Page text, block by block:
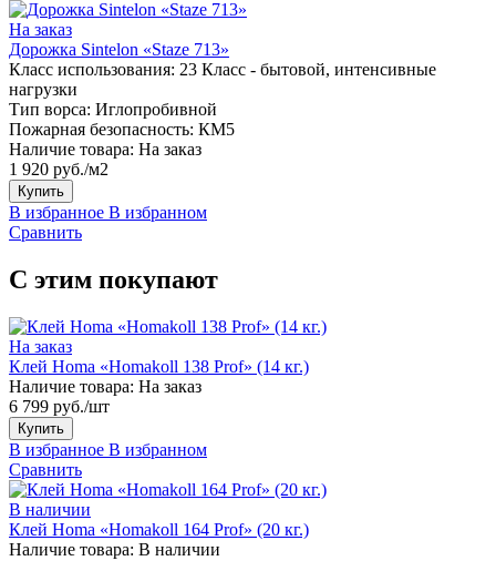
На заказ
Дорожка Sintelon «Staze 713»
Класс использования: 23 Класс - бытовой, интенсивные
нагрузки
Тип ворса: Иглопробивной
Пожарная безопасность: КМ5
Наличие товара: На заказ
1 920 руб./м2
Купить
В избранное В избранном
Сравнить
С этим покупают
На заказ
Клей Homa «Homakoll 138 Prof» (14 кг.)
Наличие товара: На заказ
6 799 руб./шт
Купить
В избранное В избранном
Сравнить
В наличии
Клей Homa «Homakoll 164 Prof» (20 кг.)
Наличие товара: В наличии